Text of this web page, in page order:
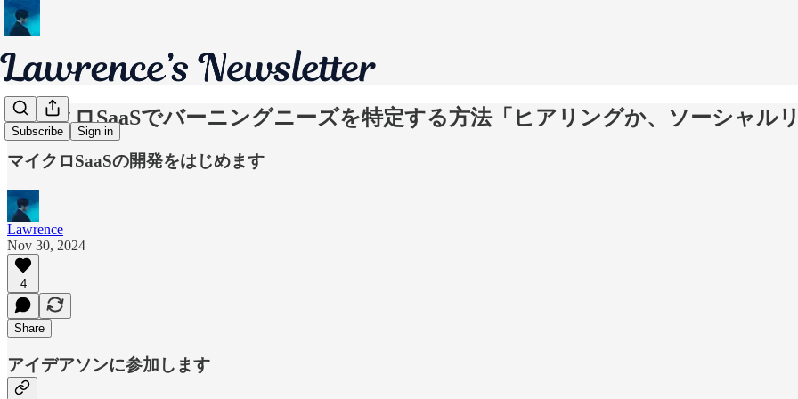
Subscribe Sign in
マイクロSaaSでバーニングニーズを特定する方法「ヒアリングか、ソーシャル
マイクロSaaSの開発をはじめます
Lawrence
Nov 30, 2024
4
Share
アイデアソンに参加します